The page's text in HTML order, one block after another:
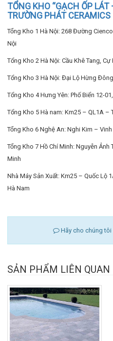
TỔNG KHO “GẠCH ỐP
TRƯỜNG PHÁT CERAMICS
Tổng Kho 1 Hà Nội: 268 Đường
Nội
Tổng Kho 2 Hà Nội: Cầu Khê Tang, Cự
Tổng Kho 3 Hà Nội: Đại Lộ Hừng
Tổng Kho 4 Hưng Yên: Phố Biển 12-
Tổng Kho 5 Hà nam: Km25 – QL1A –
Tổng Kho 6 Nghệ An: Nghi Kim –
Tổng Kho 7 Hồ Chí Minh: Nguyễn
Minh
Nhà Máy Sản Xuất: Km25 – Quốc Lộ
Hà Nam
Hãy cho chúng
SẢN PHẨM LIÊN QUAN